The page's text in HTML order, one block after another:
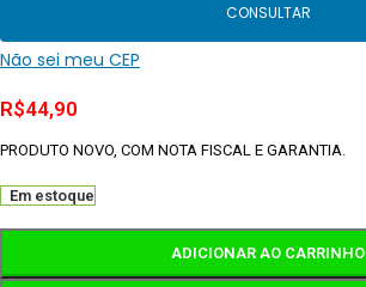
CONSULTAR
Não sei meu CEP
R$44,90
PRODUTO NOVO, COM NOTA FISCAL E GARANTIA.
Em estoque
ADICIONAR AO CARRINHO